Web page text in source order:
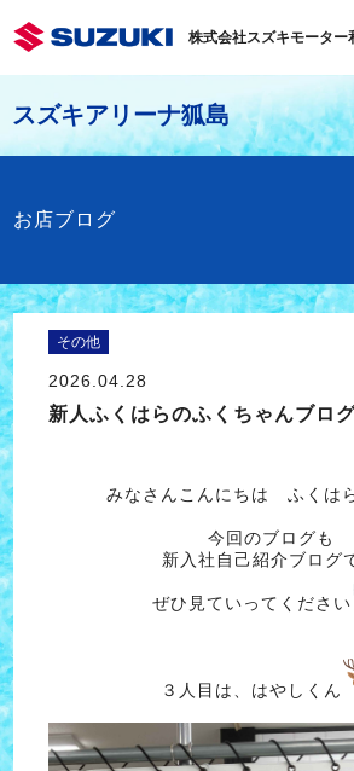
株式会社スズキモーター
スズキアリーナ狐島
お店ブログ
その他
2026.04.28
新人ふくはらのふくちゃんブロ
みなさんこんにちは ふくは
今回のブログも
新入社自己紹介ブログ
ぜひ見ていってください
３人目は、はやしくん